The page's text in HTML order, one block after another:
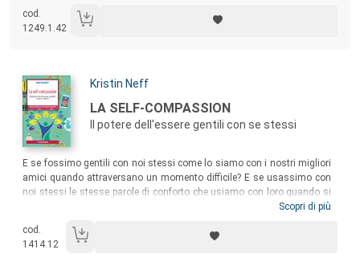
la comunicazione terapeutica, la narrazione e le pratiche terapeutiche,
sia tradizionali che contemporanee.
cod.
1249.1.42
Autori:
Kristin Neff
Titolo:
LA SELF-COMPASSION
Il potere dell'essere gentili con se stessi
Sommario:
E se fossimo gentili con noi stessi come lo siamo con i nostri migliori
amici quando attraversano un momento difficile? E se usassimo con
noi stessi le stesse parole di conforto che usiamo con loro quando si
tormentano dai sensi di colpa per aver commesso uno sbaglio?
pratici e un grande senso dell’umorismo, l’autrice spiega come uscire
da emozioni distruttive per poter essere più felici e sani.
Scopri di più
cod.
1414.12